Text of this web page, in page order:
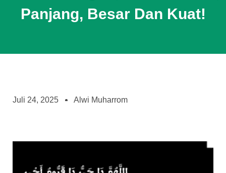
Panjang, Besar Dan Kuat!
Juli 24, 2025 Alwi Muharrom